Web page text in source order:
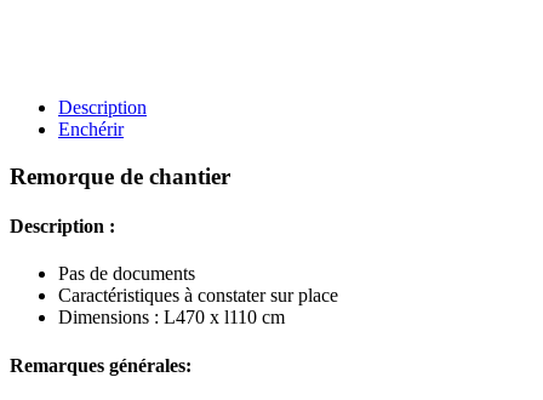
Description
Enchérir
Remorque de chantier
Description :
Pas de documents
Caractéristiques à constater sur place
Dimensions : L470 x l110 cm
Remarques générales: